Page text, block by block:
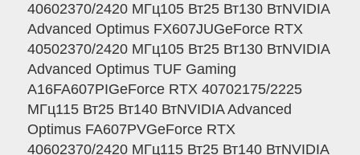
40602370/2420 МГц105 Вт25 Вт130 ВтNVIDIA
Advanced Optimus FX607JUGeForce RTX
40502370/2420 МГц105 Вт25 Вт130 ВтNVIDIA
Advanced Optimus TUF Gaming
A16FA607PIGeForce RTX 40702175/2225
МГц115 Вт25 Вт140 ВтNVIDIA Advanced
Optimus FA607PVGeForce RTX
40602370/2420 МГц115 Вт25 Вт140 ВтNVIDIA